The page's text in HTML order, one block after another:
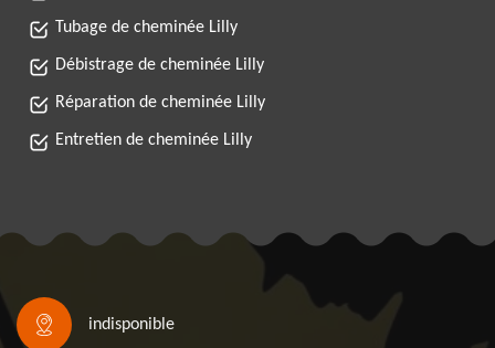
Tubage de cheminée Lilly
Débistrage de cheminée Lilly
Réparation de cheminée Lilly
Entretien de cheminée Lilly
indisponible